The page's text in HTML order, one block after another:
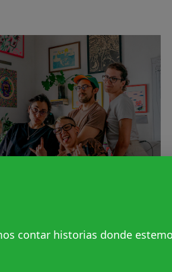
contar historias donde